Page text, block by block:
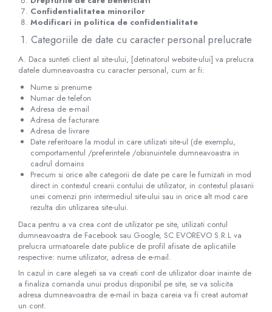
CPAP si AUTOCPAP
Instrumentar
Instalatii gaze medicinale
Oxigenatoare
Statii gaze medicinale
Prize gaze medicinale
Regulatoare presiune gaze medicinale
Butelii gaze medicale
Carucioare butelii gaze
Conectori gaze medicinale
Componente statii gaze
Panouri control si alarmare
Dispozitive si sisteme de prindere / fixare
Rampa gaze medicale pat pacient
Rampa iluminat alarmare
Robineti
Accesorii vase
Confidentialitatea minorilor
Modificari in politica de confidentialitate
1. Categoriile de date cu caracter personal prelucrate
A. Daca sunteti client al site-ului, [detinatorul website-ului] va prelucra
datele dumneavoastra cu caracter personal, cum ar fi:
Nume si prenume
Numar de telefon
Adresa de e-mail
Adresa de facturare
Adresa de livrare
Date referitoare la modul in care utilizati site-ul (de exemplu,
comportamentul /preferintele /obisnuintele dumneavoastra in
cadrul domains
Precum si orice alte categorii de date pe care le furnizati in mod
direct in contextul crearii contului de utilizator, in contextul plasarii
unei comenzi prin intermediul site-ului sau in orice alt mod care
rezulta din utilizarea site-ului.
Daca pentru a va crea cont de utilizator pe site, utilizati contul
dumneavoastra de Facebook sau Google, SC​ ​EVOREVO​ ​S.R.L va
prelucra urmatoarele date publice de profil afisate de aplicatiile
respective: nume utilizator, adresa de e-mail.
In cazul in care alegeti sa va creati cont de utilizator doar inainte de
a finaliza comanda unui produs disponibil pe site, se va solicita
adresa dumneavoastra de e-mail in baza careia va fi creat automat
un cont.